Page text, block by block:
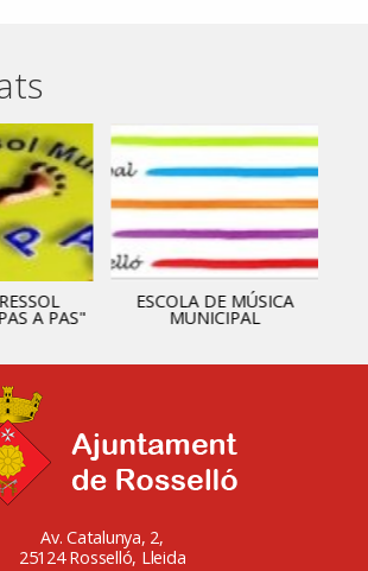
A PAS"
ESCOLA DE MÚSICA
MUNICIPAL
Av. Catalunya, 2,
25124 Rosselló, Lleida